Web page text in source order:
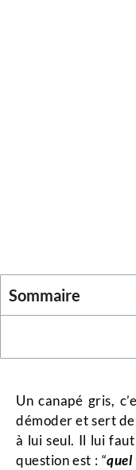
Sommaire
Un canapé gris,
démoder et sert
à lui seul. Il lui
question est : “quel